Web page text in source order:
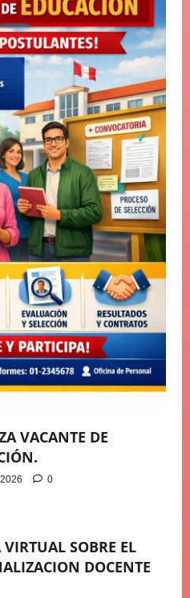
VACANTE DE
0
SOBRE EL
DOCENTE